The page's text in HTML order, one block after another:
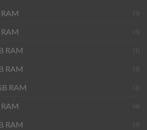
(5)
(5)
RAM (1)
RAM (3)
RAM (1)
(6)
RAM (5)